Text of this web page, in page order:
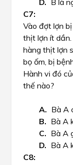
B là
Vào đợt lợn
thịt lợn ít
hàng thịt lợn
bọ ốm, bị
Hành vi đó
thế nào?
Bà A
Bà A
Bà A
Bà A